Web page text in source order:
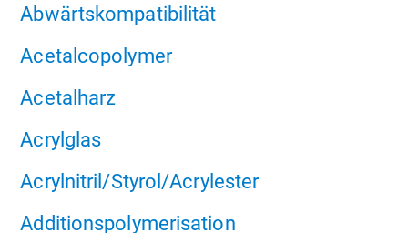
Abwärtskompatibilität
Acetalcopolymer
Acetalharz
Acrylglas
Acrylnitril/Styrol/Acrylester
Additionspolymerisation